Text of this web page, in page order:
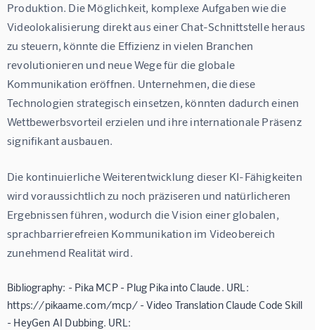
Produktion. Die Möglichkeit, komplexe Aufgaben wie die
Videolokalisierung direkt aus einer Chat-Schnittstelle heraus
zu steuern, könnte die Effizienz in vielen Branchen
revolutionieren und neue Wege für die globale
Kommunikation eröffnen. Unternehmen, die diese
Technologien strategisch einsetzen, könnten dadurch einen
Wettbewerbsvorteil erzielen und ihre internationale Präsenz
signifikant ausbauen.
Die kontinuierliche Weiterentwicklung dieser KI-Fähigkeiten
wird voraussichtlich zu noch präziseren und natürlicheren
Ergebnissen führen, wodurch die Vision einer globalen,
sprachbarrierefreien Kommunikation im Videobereich
zunehmend Realität wird.
Bibliography: - Pika MCP - Plug Pika into Claude. URL:
https://pikaame.com/mcp/ - Video Translation Claude Code Skill
- HeyGen AI Dubbing. URL: